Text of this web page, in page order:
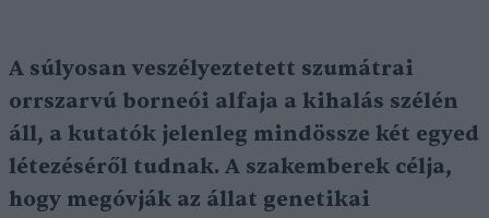
A súlyosan veszélyeztetett szumátrai
orrszarvú borneói alfaja a kihalás szélén
áll, a kutatók jelenleg mindössze két egyed
létezéséről tudnak. A szakemberek célja,
hogy megóvják az állat genetikai